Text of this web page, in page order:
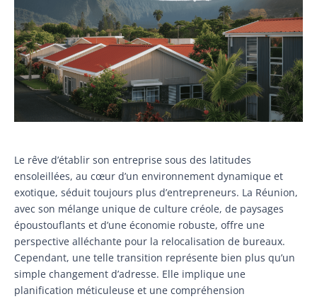
Le rêve d’établir son entreprise sous des latitudes
ensoleillées, au cœur d’un environnement dynamique et
exotique, séduit toujours plus d’entrepreneurs. La Réunion,
avec son mélange unique de culture créole, de paysages
époustouflants et d’une économie robuste, offre une
perspective alléchante pour la relocalisation de bureaux.
Cependant, une telle transition représente bien plus qu’un
simple changement d’adresse. Elle implique une
planification méticuleuse et une compréhension